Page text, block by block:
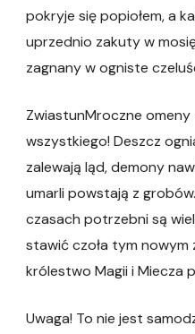
pokryje się popiołem, a
uprzednio zakuty w
zagnany w ogniste
ZwiastunMroczne omeny
wszystkiego! Deszcz
zalewają ląd, demony
umarli powstają z
czasach potrzebni są
stawić czoła tym
królestwo Magii i Miecza
Uwaga! To nie jest